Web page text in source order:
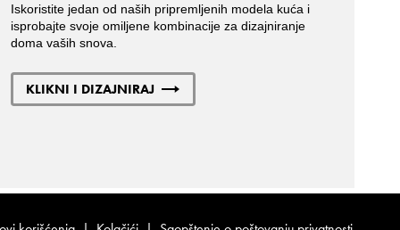
Iskoristite jedan od naših pripremljenih modela kuća i
isprobajte svoje omiljene kombinacije za dizajniranje
doma vaših snova.
KLIKNI I DIZAJNIRAJ